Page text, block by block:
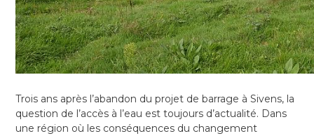
Trois ans après l’abandon du projet de barrage à Sivens, la
question de l’accès à l’eau est toujours d’actualité. Dans
une région où les conséquences du changement